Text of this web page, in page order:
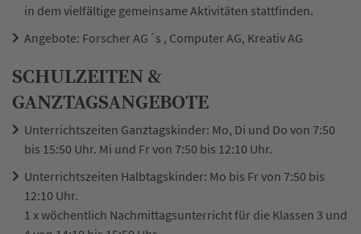
in dem vielfältige gemeinsame Aktivitäten stattfinden.
Angebote: Forscher AG´s , Computer AG, Kreativ AG
SCHULZEITEN &
GANZTAGSANGEBOTE
Unterrichtszeiten Ganztagskinder: Mo, Di und Do von 7:50
bis 15:50 Uhr. Mi und Fr von 7:50 bis 12:10 Uhr.
Unterrichtszeiten Halbtagskinder: Mo bis Fr von 7:50 bis
12:10 Uhr.
1 x wöchentlich Nachmittagsunterricht für die Klassen 3 und